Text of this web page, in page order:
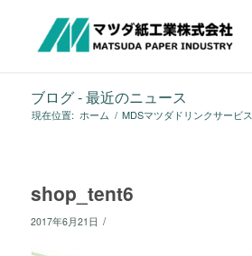
ブログ - 最近のニュース
現在位置: ホーム / MDSマツダドリンクサービス
shop_tent6
2017年6月21日 /